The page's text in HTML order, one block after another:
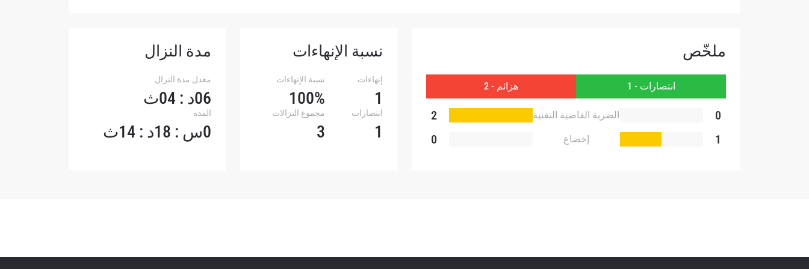
ملخّص
انتصارات - 1 هزائم - 2
0 الضربة القاضية التقنية
2
1
إخضاع 0
نسبة الإنهاءات
إنهاءات
1
نسبة الإنهاءات
100%
انتصارات
1
مجموع النزالات
3
مدة النزال
معدل مدة النزال
06د : 04ث
المدة
0س : 18د : 14ث
. يمكنك إلغاء الاشتراك في هذه المنشورات في